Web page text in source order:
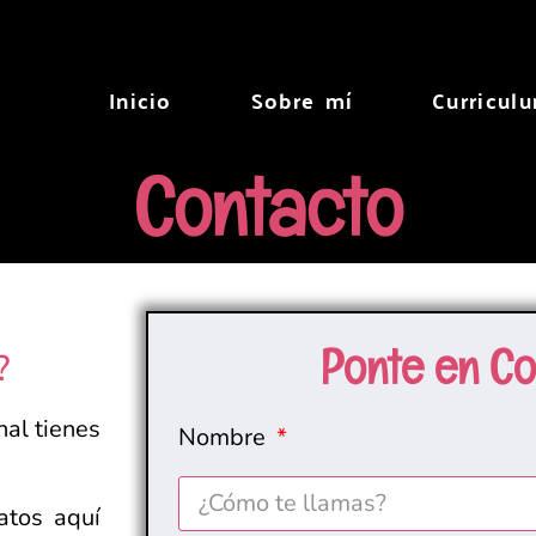
Inicio Sobre mí
Contacto
tienes
aquí
Ponte en
Nombre